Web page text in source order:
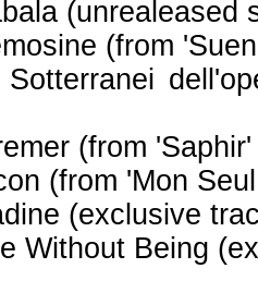
(unrealeased
(from
(from
(from 'Mon
(exclusive
Without Being